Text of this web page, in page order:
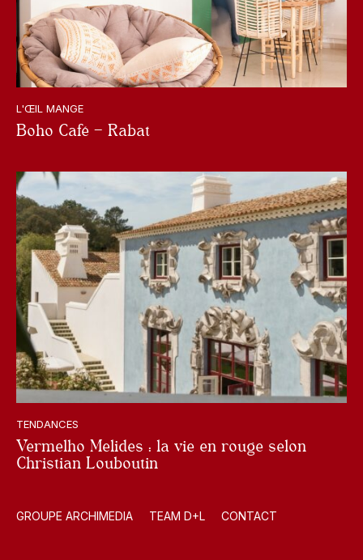
L'ŒIL MANGE
Boho Café – Rabat
TENDANCES
Vermelho Melides : la vie en rouge selon
Christian Louboutin
GROUPE ARCHIMEDIA TEAM D+L CONTACT